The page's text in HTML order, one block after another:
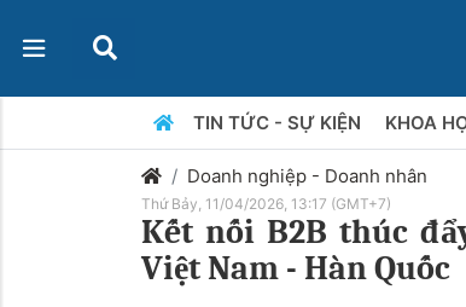
TIN TỨC - SỰ KIỆN KHOA
Doanh nghiệp - Doanh nhân
Thứ Bảy, 11/04/2026, 13:17 (GMT+7)
Kết nối B2B thúc
Việt Nam - Hàn Quốc